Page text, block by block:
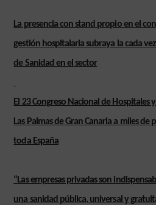
La presencia con stand propio en el
gestión hospitalaria subraya la cada
de Sanidad en el sector
El 23 Congreso Nacional de Hospitales
Las Palmas de Gran Canaria a miles
toda España
“Las empresas privadas son
una sanidad pública, universal y